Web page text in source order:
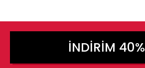
İNDIRIM 40%